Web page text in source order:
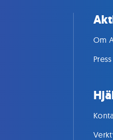
Om
Press